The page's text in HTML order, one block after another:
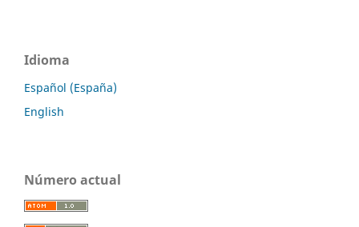
Idioma
Español (España)
English
Número actual